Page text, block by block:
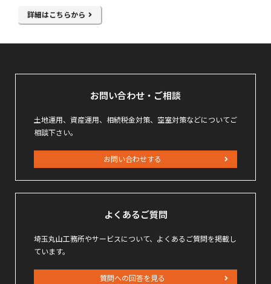
詳細はこちらから
お問い合わせ・ご相談
土地運用、資産運用、相続税金対策、空室対策などについてご
相談下さい。
お問い合わせする
よくあるご質問
埼玉丸山工務所やサービスについて、よくあるご質問を掲載し
ています。
質問への回答を見る